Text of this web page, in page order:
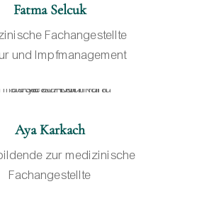
Fatma Selcuk
Fachangestellte
und Impfmanagement
Aya Karkach
zur medizinische
Fachangestellte